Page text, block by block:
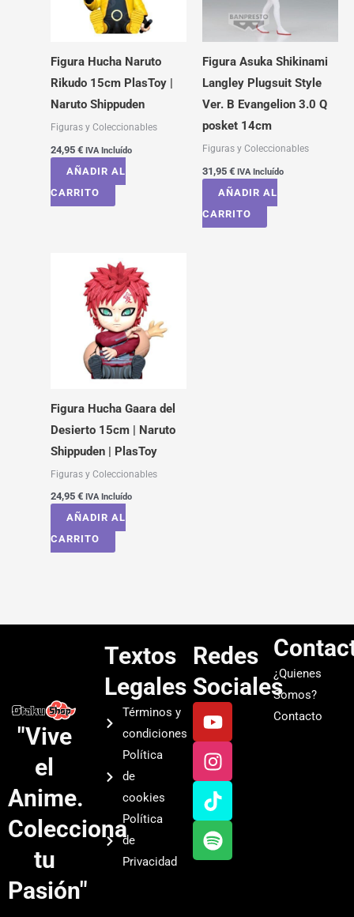
Figura Hucha Naruto
Rikudo 15cm PlasToy |
Naruto Shippuden
Figuras y Coleccionables
24,95 € IVA Incluído
AÑADIR AL
CARRITO
Figura Asuka Shikinami
Langley Plugsuit Style
Ver. B Evangelion 3.0 Q
posket 14cm
Figuras y Coleccionables
31,95 € IVA Incluído
AÑADIR AL
CARRITO
Figura Hucha Gaara del
Desierto 15cm | Naruto
Shippuden | PlasToy
Figuras y Coleccionables
24,95 € IVA Incluído
AÑADIR AL
CARRITO
"Vive
el
Anime.
Colecciona
tu
Pasión"
Textos
Legales
Términos y
condiciones
Política
de
cookies
Política
de
Privacidad
Redes
Sociales
Y
o
u
t
u
b
e
I
n
s
t
a
g
r
a
T
i
k
t
o
k
S
p
o
t
i
f
y
¿Quienes
Somos?
Contacto